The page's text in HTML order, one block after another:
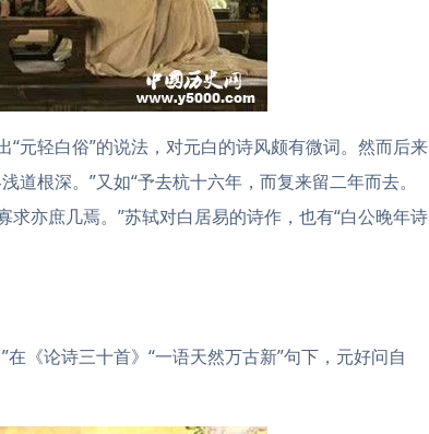
元轻白俗”的说法，对元白的诗风颇有微词。然而后来
根深。”又如“予去杭十六年，而复来留二年而去。
亦庶几焉。”苏轼对白居易的诗作，也有“白公晚年诗
《论诗三十首》“一语天然万古新”句下，元好问自